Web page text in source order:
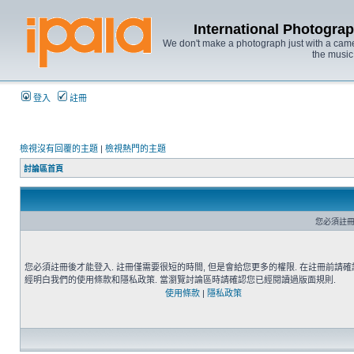
International
We don't make a photograph just with a
the
登入 註冊
檢視沒有回覆的主題 | 檢視熱門的主題
討論區首頁
您必須註
您必須註冊後才能登入. 註冊僅需要很短的時間, 但是會給您更多的權限. 在註冊前請確
經明白我們的使用條款和隱私政策. 當瀏覽討論區時請確認您已經閱讀過版面規則.
使用條款 | 隱私政策